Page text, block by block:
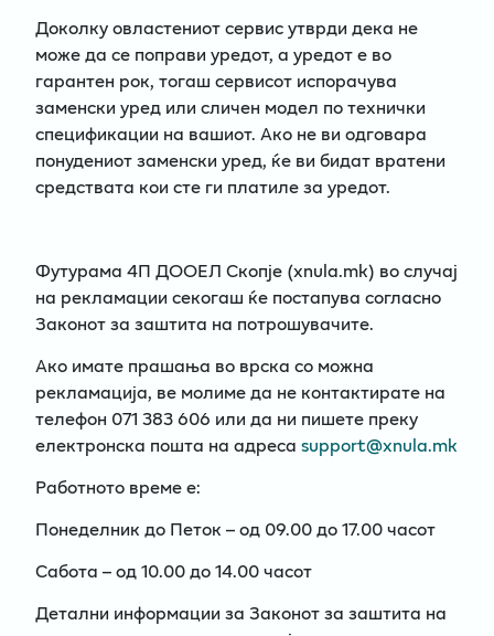
Доколку овластениот сервис утврди дека не
може да се поправи уредот, а уредот е во
гарантен рок, тогаш сервисот испорачува
заменски уред или сличен модел по технички
спецификации на вашиот. Ако не ви одговара
понудениот заменски уред, ќе ви бидат вратени
средствата кои сте ги платиле за уредот.
Футурама 4П ДООЕЛ Скопје (xnula.mk) во случај
на рекламации секогаш ќе постапува согласно
Законот за заштита на потрошувачите.
Ако имате прашања во врска со можна
рекламација, ве молиме да не контактирате на
телефон 071 383 606 или да ни пишете преку
електронска пошта на адреса support@xnula.mk
Работното време е:
Понеделник до Петок – од 09.00 до 17.00 часот
Сабота – од 10.00 до 14.00 часот
Детални информации за Законот за заштита на